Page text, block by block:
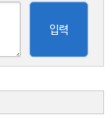
입력